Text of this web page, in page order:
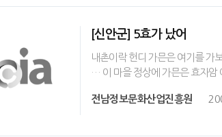
[신안군] 5효가 났어
내촌이락 헌디 가믄은 여기를 가
… 이 마을 정상에 가믄은 효자암
전남정보문화산업진흥원